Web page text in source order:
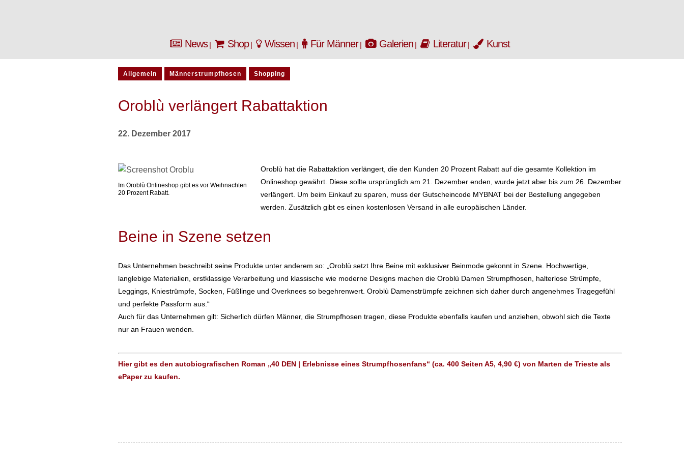
News Shop Wissen Für Männer Galerien Literatur Kunst
Allgemein Männerstrumpfhosen Shopping
Oroblù verlängert Rabattaktion
22. Dezember 2017
Im Oroblù Onlineshop gibt es vor Weihnachten
20 Prozent Rabatt.
Oroblù hat die Rabattaktion verlängert, die den Kunden 20 Prozent Rabatt auf die gesamte Kollektion im
Onlineshop gewährt. Diese sollte ursprünglich am 21. Dezember enden, wurde jetzt aber bis zum 26. Dezember
verlängert. Um beim Einkauf zu sparen, muss der Gutscheincode MYBNAT bei der Bestellung angegeben
werden. Zusätzlich gibt es einen kostenlosen Versand in alle europäischen Länder.
Beine in Szene setzen
Das Unternehmen beschreibt seine Produkte unter anderem so: „Oroblù setzt Ihre Beine mit exklusiver Beinmode gekonnt in Szene. Hochwertige,
langlebige Materialien, erstklassige Verarbeitung und klassische wie moderne Designs machen die Oroblù Damen Strumpfhosen, halterlose Strümpfe,
Leggings, Kniestrümpfe, Socken, Füßlinge und Overknees so begehrenwert. Oroblù Damenstrümpfe zeichnen sich daher durch angenehmes Tragegefühl
und perfekte Passform aus.“
Auch für das Unternehmen gilt: Sicherlich dürfen Männer, die Strumpfhosen tragen, diese Produkte ebenfalls kaufen und anziehen, obwohl sich die Texte
nur an Frauen wenden.
Hier gibt es den autobiografischen Roman „40 DEN | Erlebnisse eines Strumpfhosenfans“ (ca. 400 Seiten A5, 4,90 €) von Marten de Trieste als
ePaper zu kaufen.